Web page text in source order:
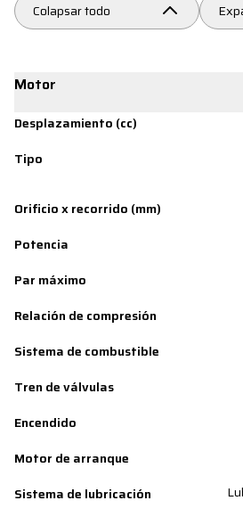
Colapsar todo
Motor
Desplazamiento (cc)
Tipo
Orificio x recorrido (mm)
Potencia
Par máximo
Relación de compresión
Sistema de combustible
Tren de válvulas
Encendido
Motor de arranque
Sistema de lubricación